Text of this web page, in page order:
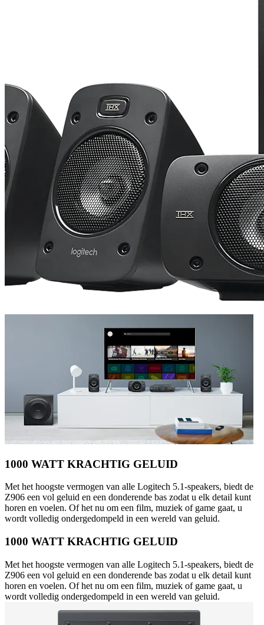
1000 WATT KRACHTIG GELUID
Met het hoogste vermogen van alle Logitech 5.1-speakers, biedt de
Z906 een vol geluid en een donderende bas zodat u elk detail kunt
horen en voelen. Of het nu om een film, muziek of game gaat, u
wordt volledig ondergedompeld in een wereld van geluid.
1000 WATT KRACHTIG GELUID
Met het hoogste vermogen van alle Logitech 5.1-speakers, biedt de
Z906 een vol geluid en een donderende bas zodat u elk detail kunt
horen en voelen. Of het nu om een film, muziek of game gaat, u
wordt volledig ondergedompeld in een wereld van geluid.